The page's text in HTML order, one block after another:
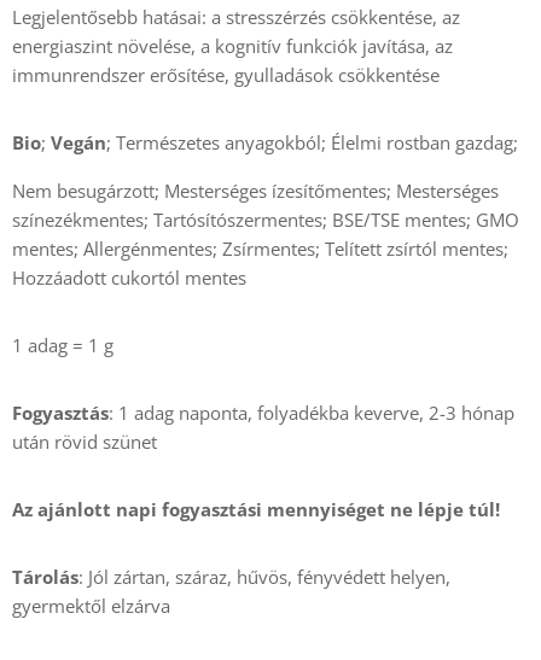
Legjelentősebb hatásai: a stresszérzés csökkentése, az
energiaszint növelése, a kognitív funkciók javítása, az
immunrendszer erősítése, gyulladások csökkentése
Bio; Vegán; Természetes anyagokból; Élelmi rostban gazdag;
Nem besugárzott; Mesterséges ízesítőmentes; Mesterséges
színezékmentes; Tartósítószermentes; BSE/TSE mentes; GMO
mentes; Allergénmentes; Zsírmentes; Telített zsírtól mentes;
Hozzáadott cukortól mentes
1 adag = 1 g
Fogyasztás: 1 adag naponta, folyadékba keverve, 2-3 hónap
után rövid szünet
Az ajánlott napi fogyasztási mennyiséget ne lépje túl!
Tárolás: Jól zártan, száraz, hűvös, fényvédett helyen,
gyermektől elzárva